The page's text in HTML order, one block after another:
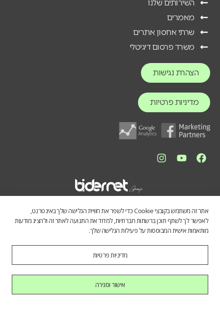
השירותים שלנו
מאמרים
שרתי אחסון אתרים
משרד פרסום דיגיטלי
הצהרת נגישות
מדיניות פרטיות
התכנים באתר נועדו לספק מידע כללי לציבור הרחב. אין לראות בהם תחליף
במידע הינו על אחריות המשתמש בלבד.
אתר זה משתמש בקובצי Cookie כדי לשפר את חוויית הגלישה שלך באינטרנט,
לאפשר לך לשתף תוכן ברשתות חברתיות, למדוד את התנועה לאתר זה ולהציג מודעות
מותאמות אישית המבוססות על פעילות הגלישה שלך.
מדיניות פרטיות
אישור וסגירה